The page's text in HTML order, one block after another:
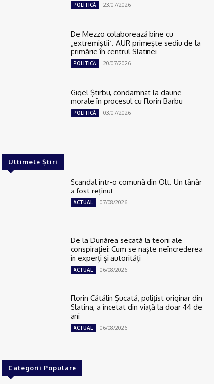
POLITICĂ 23/07/2026
De Mezzo colaborează bine cu
„extremiştii“. AUR primește sediu de la
primărie în centrul Slatinei
POLITICĂ 20/07/2026
Gigel Știrbu, condamnat la daune
morale în procesul cu Florin Barbu
POLITICĂ 03/07/2026
Ultimele Știri
Scandal într-o comună din Olt. Un tânăr
a fost reţinut
ACTUAL 07/08/2026
De la Dunărea secată la teorii ale
conspirației: Cum se naște neîncrederea
în experți și autorități
ACTUAL 06/08/2026
Florin Cătălin Șucată, poliţist originar din
Slatina, a încetat din viață la doar 44 de
ani
ACTUAL 06/08/2026
Categorii Populare